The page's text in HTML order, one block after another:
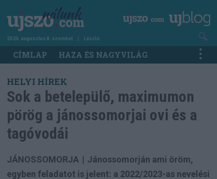
tartalomra
2026. augusztus 8. szombat László
Main
navigation
CÍMLAP HAZA ÉS NAGYVILÁG
HELYI HÍREK
Sok a betelepülő, maximumon
pörög a jánossomorjai ovi és a
tagóvodái
JÁNOSSOMORJA | Jánossomorján ami öröm,
egyben feladatot is jelent: a 2022/2023-as nevelési